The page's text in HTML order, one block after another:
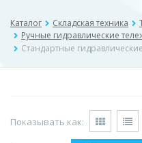
Каталог Складская техника
Ручные гидравлические
Стандартные
Показывать как: